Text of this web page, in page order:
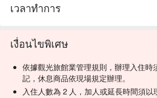
เวลาทำการ
เงื่อนไขพิเศษ
依據觀光旅館業管理規則，辦理入住時
記，休息商品依現場規定辦理。
入住人數為 2 人，加人或延長時間須以